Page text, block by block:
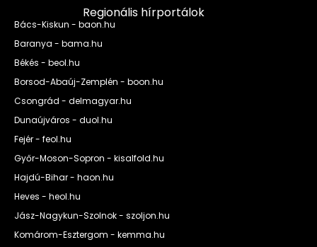
Regionális hírportálok
Bács-Kiskun - baon.hu
Baranya - bama.hu
Békés - beol.hu
Borsod-Abaúj-Zemplén - boon.hu
Csongrád - delmagyar.hu
Dunaújváros - duol.hu
Fejér - feol.hu
Győr-Moson-Sopron - kisalfold.hu
Hajdú-Bihar - haon.hu
Heves - heol.hu
Jász-Nagykun-Szolnok - szoljon.hu
Komárom-Esztergom - kemma.hu